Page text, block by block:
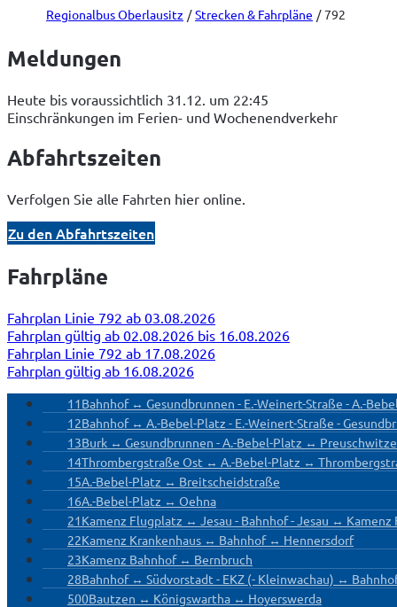
Regionalbus Oberlausitz Strecken & Fahrpläne 792
Meldungen
Heute bis voraussichtlich 31.12. um 22:45
Einschränkungen im Ferien- und Wochenendverkehr
Abfahrtszeiten
Verfolgen Sie alle Fahrten hier online.
Zu den Abfahrtszeiten
Fahrpläne
Fahrplan Linie 792 ab 03.08.2026
Fahrplan gültig ab 02.08.2026 bis 16.08.2026
Fahrplan Linie 792 ab 17.08.2026
Fahrplan gültig ab 16.08.2026
11Bahnhof ↔ Gesundbrunnen - E.-Weinert-Straße - A.-
12Bahnhof ↔ A.-Bebel-Platz - E.-Weinert-Straße -
13Burk ↔ Gesundbrunnen - A.-Bebel-Platz ↔
14Thrombergstraße Ost ↔ A.-Bebel-Platz ↔
15A.-Bebel-Platz ↔ Breitscheidstraße
16A.-Bebel-Platz ↔ Oehna
21Kamenz Flugplatz ↔ Jesau - Bahnhof - Jesau ↔ Kamenz
22Kamenz Krankenhaus ↔ Bahnhof ↔ Hennersdorf
23Kamenz Bahnhof ↔ Bernbruch
28Bahnhof ↔ Südvorstadt - EKZ (- Kleinwachau) ↔
500Bautzen ↔ Königswartha ↔ Hoyerswerda